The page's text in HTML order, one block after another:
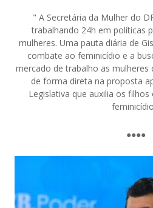
" A Secretária da Mulher do
trabalhando 24h em políticas
mulheres. Uma pauta diária de
combate ao feminicídio e a
mercado de trabalho as mulheres
de forma direta na proposta
Legislativa que auxilia os
●●●●